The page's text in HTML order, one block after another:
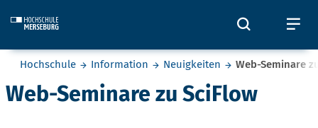
Öffnet
Sie befinden sich hier:
Hochschule Information Neuigkeiten Web-Seminare
Web-Seminare zu SciFlow